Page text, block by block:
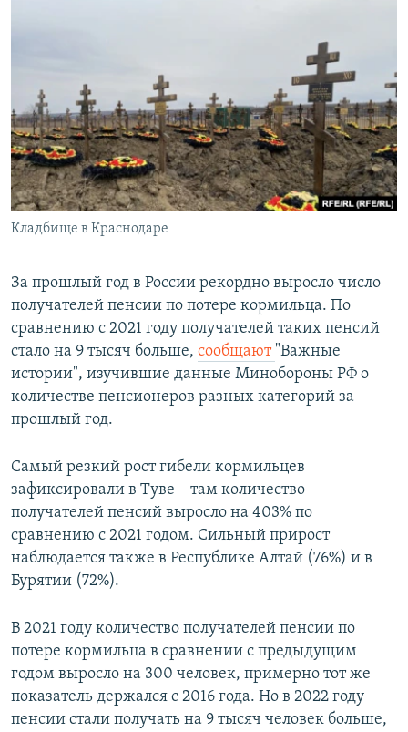
РАСПИСАНИЕ ВЕЩАНИЯ
ПОДПИШИТЕСЬ НА РАССЫЛКУ
СОЦИАЛЬНЫЕ СЕТИ
Все сайты РСЕ/РС
Кладбище в Краснодаре
За прошлый год в России рекордно выросло число
получателей пенсии по потере кормильца. По
сравнению с 2021 году получателей таких пенсий
стало на 9 тысяч больше, сообщают "Важные
истории", изучившие данные Минобороны РФ о
количестве пенсионеров разных категорий за
прошлый год.
Самый резкий рост гибели кормильцев
зафиксировали в Туве – там количество
получателей пенсий выросло на 403% по
сравнению с 2021 годом. Сильный прирост
наблюдается также в Республике Алтай (76%) и в
Бурятии (72%).
В 2021 году количество получателей пенсии по
потере кормильца в сравнении с предыдущим
годом выросло на 300 человек, примерно тот же
показатель держался с 2016 года. Но в 2022 году
пенсии стали получать на 9 тысяч человек больше,